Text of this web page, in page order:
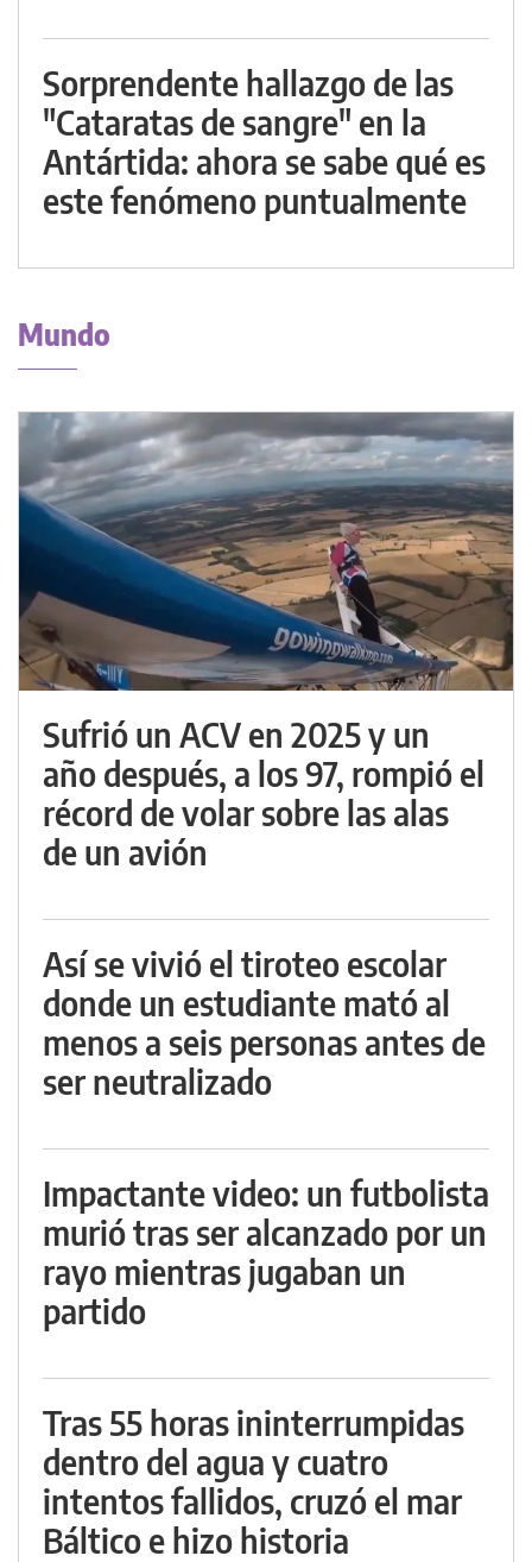
Sorprendente hallazgo de las
"Cataratas de sangre" en la
Antártida: ahora se sabe qué es
este fenómeno puntualmente
Mundo
Sufrió un ACV en 2025 y un
año después, a los 97, rompió el
récord de volar sobre las alas
de un avión
Así se vivió el tiroteo escolar
donde un estudiante mató al
menos a seis personas antes de
ser neutralizado
Impactante video: un futbolista
murió tras ser alcanzado por un
rayo mientras jugaban un
partido
Tras 55 horas ininterrumpidas
dentro del agua y cuatro
intentos fallidos, cruzó el mar
Báltico e hizo historia